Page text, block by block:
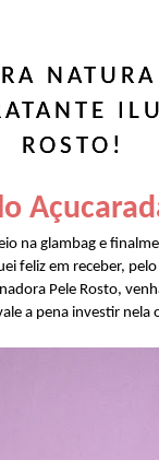
ROSTO!
na glambag e
feliz em receber,
Pele Rosto,
a pena investir nela